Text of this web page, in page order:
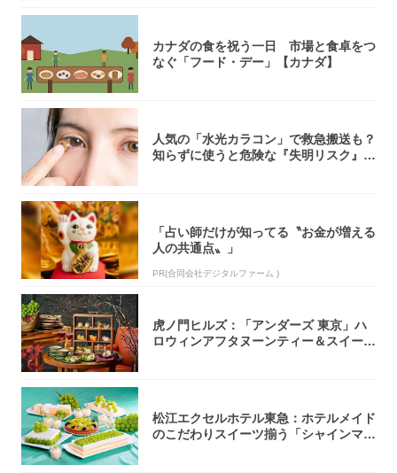
カナダの食を祝う一日 市場と食卓をつ
なぐ「フード・デー」【カナダ】
人気の「水光カラコン」で救急搬送も？
知らずに使うと危険な『失明リスク』と
「占い師だけが知ってる〝お金が増える
人の共通点〟」
PR(合同会社デジタルファーム )
虎ノ門ヒルズ：「アンダーズ 東京」ハ
ロウィンアフタヌーンティー＆スイーツ
松江エクセルホテル東急：ホテルメイド
のこだわりスイーツ揃う「シャインマス